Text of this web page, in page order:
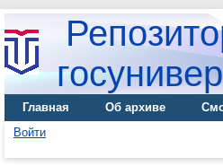
Главная Об архиве
Войти